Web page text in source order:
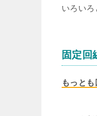
いろいろ
固定回
もっとも